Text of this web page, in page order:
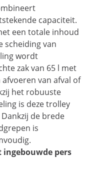
capaciteit.
een totale inhoud
scheiding van
wordt
zak van 65 l met
van afval of
het robuuste
is deze trolley
de brede
is
pers